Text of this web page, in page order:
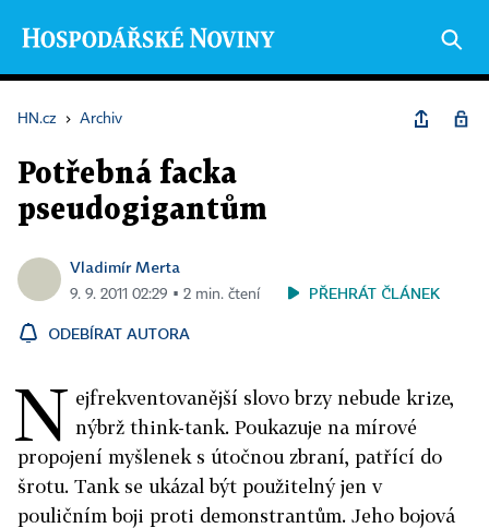
HN.cz › Archiv
Potřebná facka
pseudogigantům
Vladimír Merta
9. 9. 2011 02:29 ▪ 2 min. čtení PŘEHRÁT ČLÁNEK
ODEBÍRAT AUTORA
N ejfrekventovanější slovo brzy nebude krize,
nýbrž think-tank. Poukazuje na mírové
propojení myšlenek s útočnou zbraní, patřící do
šrotu. Tank se ukázal být použitelný jen v
pouličním boji proti demonstrantům. Jeho bojová